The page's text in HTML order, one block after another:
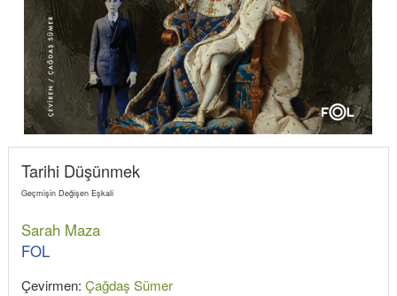
Tarihi Düşünmek
Geçmişin Değişen Eşkali
Sarah Maza
FOL
Çevirmen: Çağdaş Sümer